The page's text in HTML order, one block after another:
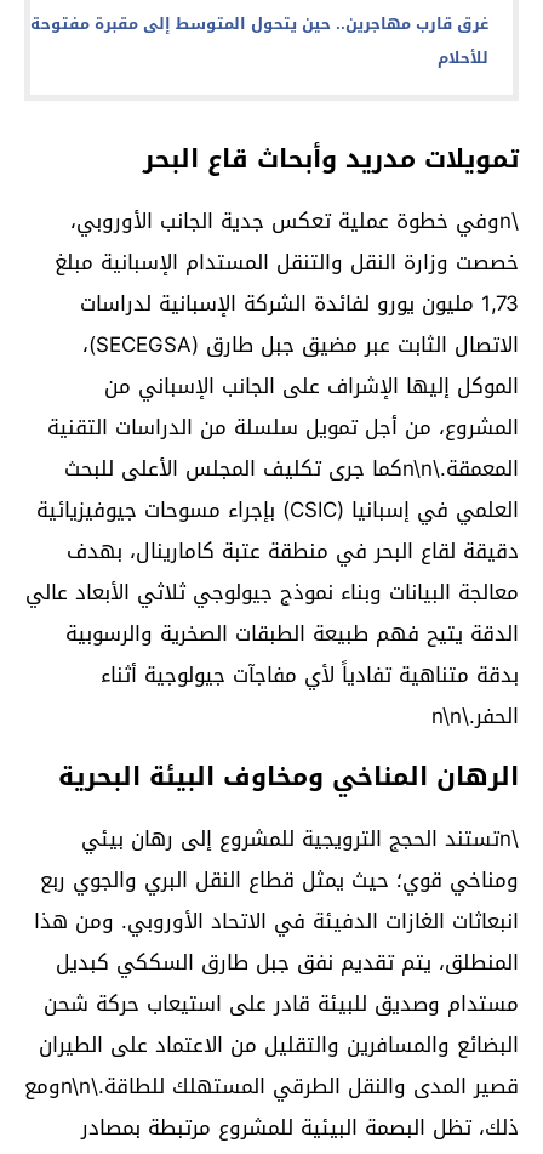
غرق قارب مهاجرين.. حين يتحول المتوسط إلى مقبرة مفتوحة
للأحلام
تمويلات مدريد وأبحاث قاع البحر
\nوفي خطوة عملية تعكس جدية الجانب الأوروبي،
خصصت وزارة النقل والتنقل المستدام الإسبانية مبلغ
1,73 مليون يورو لفائدة الشركة الإسبانية لدراسات
الاتصال الثابت عبر مضيق جبل طارق (SECEGSA)،
الموكل إليها الإشراف على الجانب الإسباني من
المشروع، من أجل تمويل سلسلة من الدراسات التقنية
المعمقة.\n\nكما جرى تكليف المجلس الأعلى للبحث
العلمي في إسبانيا (CSIC) بإجراء مسوحات جيوفيزيائية
دقيقة لقاع البحر في منطقة عتبة كامارينال، بهدف
معالجة البيانات وبناء نموذج جيولوجي ثلاثي الأبعاد عالي
الدقة يتيح فهم طبيعة الطبقات الصخرية والرسوبية
بدقة متناهية تفادياً لأي مفاجآت جيولوجية أثناء
الحفر.\n\n
الرهان المناخي ومخاوف البيئة البحرية
\nتستند الحجج الترويجية للمشروع إلى رهان بيئي
ومناخي قوي؛ حيث يمثل قطاع النقل البري والجوي ربع
انبعاثات الغازات الدفيئة في الاتحاد الأوروبي. ومن هذا
المنطلق، يتم تقديم نفق جبل طارق السككي كبديل
مستدام وصديق للبيئة قادر على استيعاب حركة شحن
البضائع والمسافرين والتقليل من الاعتماد على الطيران
قصير المدى والنقل الطرقي المستهلك للطاقة.\n\nومع
ذلك، تظل البصمة البيئية للمشروع مرتبطة بمصادر